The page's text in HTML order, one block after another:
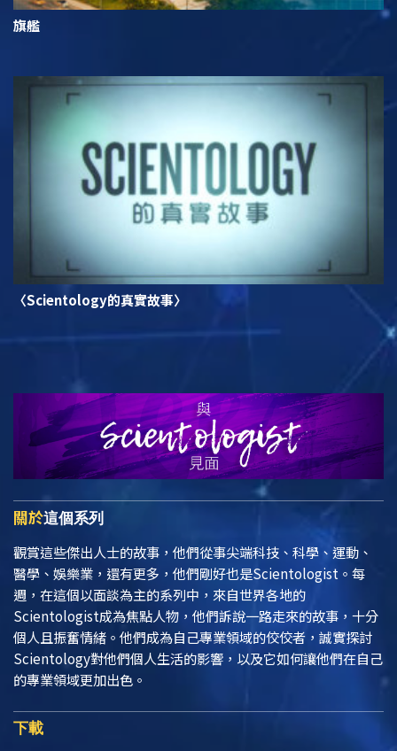
旗艦
〈Scientology的真實故事〉
關於這個系列
觀賞這些傑出人士的故事，他們從事尖端科技、科學、運動、
醫學、娛樂業，還有更多，他們剛好也是Scientologist。每
週，在這個以面談為主的系列中，來自世界各地的
Scientologist成為焦點人物，他們訴說一路走來的故事，十分
個人且振奮情緒。他們成為自己專業領域的佼佼者，誠實探討
Scientology對他們個人生活的影響，以及它如何讓他們在自己
的專業領域更加出色。
下載